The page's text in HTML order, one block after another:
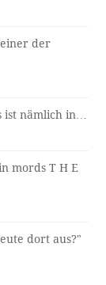
der
ist nämlich in…
mords T H E
dort aus?"